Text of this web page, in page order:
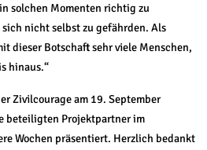
solchen Momenten richtig zu
nicht selbst zu gefährden. Als
dieser Botschaft sehr viele Menschen,
hinaus.“
Zivilcourage am 19. September
beteiligten Projektpartner im
Wochen präsentiert. Herzlich bedankt